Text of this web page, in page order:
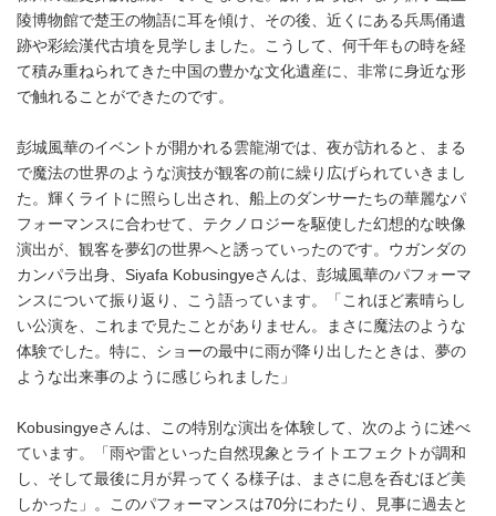
陵博物館で楚王の物語に耳を傾け、その後、近くにある兵馬俑遺
跡や彩絵漢代古墳を見学しました。こうして、何千年もの時を経
て積み重ねられてきた中国の豊かな文化遺産に、非常に身近な形
で触れることができたのです。
彭城風華のイベントが開かれる雲龍湖では、夜が訪れると、まる
で魔法の世界のような演技が観客の前に繰り広げられていきまし
た。輝くライトに照らし出され、船上のダンサーたちの華麗なパ
フォーマンスに合わせて、テクノロジーを駆使した幻想的な映像
演出が、観客を夢幻の世界へと誘っていったのです。ウガンダの
カンパラ出身、Siyafa Kobusingyeさんは、彭城風華のパフォーマ
ンスについて振り返り、こう語っています。「これほど素晴らし
い公演を、これまで見たことがありません。まさに魔法のような
体験でした。特に、ショーの最中に雨が降り出したときは、夢の
ような出来事のように感じられました」
Kobusingyeさんは、この特別な演出を体験して、次のように述べ
ています。「雨や雷といった自然現象とライトエフェクトが調和
し、そして最後に月が昇ってくる様子は、まさに息を呑むほど美
しかった」。このパフォーマンスは70分にわたり、見事に過去と